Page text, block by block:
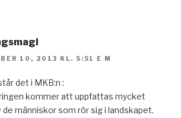
10, 2013 KL. 5:51 E M
det i MKB:n :
kommer att uppfattas mycket
de människor som rör sig i landskapet.